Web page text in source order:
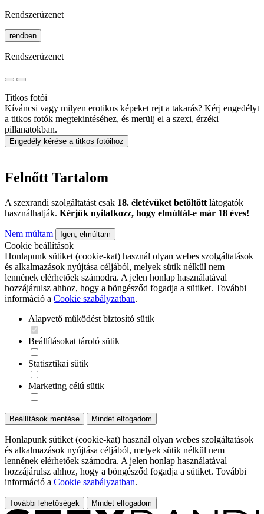
Rendszerüzenet
rendben
Rendszerüzenet
Titkos fotói
Kíváncsi vagy milyen erotikus képeket rejt a takarás? Kérj engedélyt
a titkos fotók megtekintéséhez, és merülj el a szexi, érzéki
pillanatokban.
Engedély kérése a titkos fotóihoz
Felnőtt Tartalom
A szexrandi szolgáltatást csak 18. életévüket betöltött látogatók
használhatják. Kérjük nyilatkozz, hogy elmúltál-e már 18 éves!
Nem múltam Igen, elmúltam
Cookie beállítások
Honlapunk sütiket (cookie-kat) használ olyan webes szolgáltatások
és alkalmazások nyújtása céljából, melyek sütik nélkül nem
lennének elérhetőek számodra. A jelen honlap használatával
hozzájárulsz ahhoz, hogy a böngésződ fogadja a sütiket. További
információ a Cookie szabályzatban.
Alapvető működést biztosító sütik
Beállításokat tároló sütik
Statisztikai sütik
Marketing célú sütik
Beállítások mentése Mindet elfogadom
Honlapunk sütiket (cookie-kat) használ olyan webes szolgáltatások
és alkalmazások nyújtása céljából, melyek sütik nélkül nem
lennének elérhetőek számodra. A jelen honlap használatával
hozzájárulsz ahhoz, hogy a böngésződ fogadja a sütiket. További
információ a Cookie szabályzatban.
További lehetőségek Mindet elfogadom